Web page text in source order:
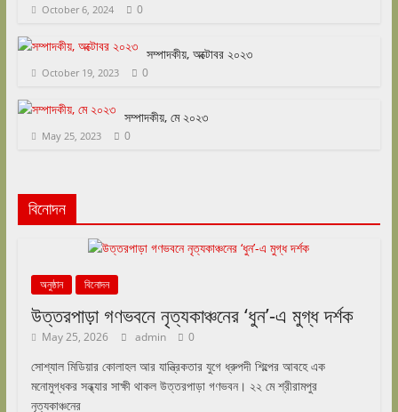
October 6, 2024 0
সম্পাদকীয়, অক্টোবর ২০২৩
October 19, 2023 0
সম্পাদকীয়, মে ২০২৩
May 25, 2023 0
বিনোদন
অনুষ্ঠান বিনোদন
উত্তরপাড়া গণভবনে নৃত্যকাঞ্চনের ‘ধুন’-এ মুগ্ধ দর্শক
May 25, 2026 admin 0
সোশ্যাল মিডিয়ার কোলাহল আর যান্ত্রিকতার যুগে ধ্রুপদী শিল্পের আবহে এক
মনোমুগ্ধকর সন্ধ্যার সাক্ষী থাকল উত্তরপাড়া গণভবন। ২২ মে শ্রীরামপুর
নৃত্যকাঞ্চনের